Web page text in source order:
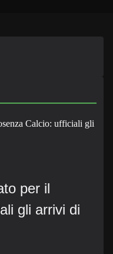
per il
gli arrivi di